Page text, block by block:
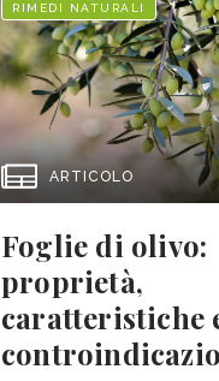
RIMEDI NATURALI
ARTICOLO
Foglie di olivo:
proprietà,
caratteristiche